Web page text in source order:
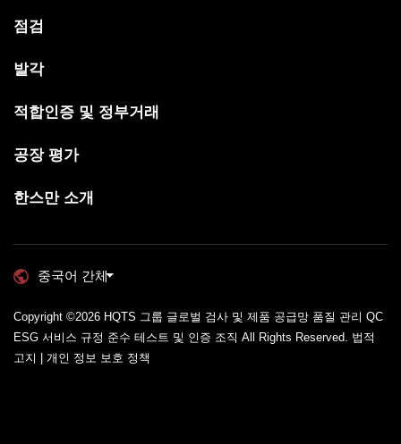
점검
발각
적합인증 및 정부거래
공장 평가
한스만 소개
중국어 간체
Copyright ©2026 HQTS 그룹 글로벌 검사 및 제품 공급망 품질 관리 QC
ESG 서비스 규정 준수 테스트 및 인증 조직 All Rights Reserved. 법적
고지 | 개인 정보 보호 정책